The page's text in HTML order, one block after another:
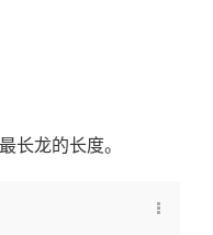
长龙的长度。